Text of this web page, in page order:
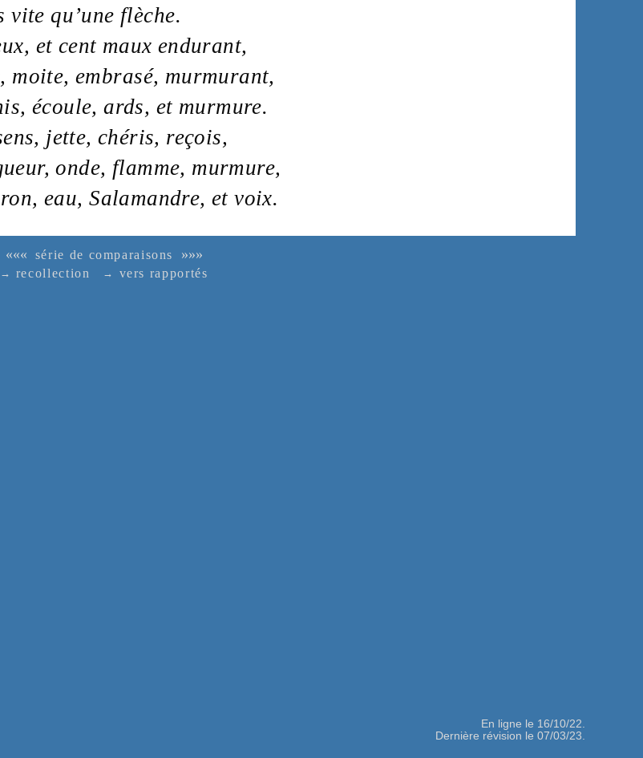
vite qu’une flèche.
, et cent maux endurant,
, moite,embrasé, murmurant,
écoule, ards, et murmure.
jette, chéris, reçois,
,onde, flamme, murmure,
,eau,Salamandre, etvoix.
««« série de comparaisons »»»
→ recollection → vers rapportés
En ligne le 16/10/22.
Dernière révision le 07/03/23.